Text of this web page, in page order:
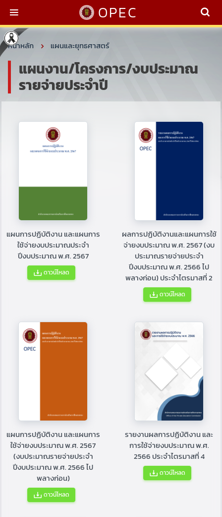
OPEC
หน้าหลัก แผนและยุทธศาสตร์
แผนงาน/โครงการ/งบประมาณ
รายจ่ายประจำปี
แผนการปฏิบัติงาน และแผนการ
ใช้จ่ายงบประมาณประจำ
ปีงบประมาณ พ.ศ. 2567
ดาวน์โหลด
ผลการปฏิบัติงานและแผนการใช้
จ่ายงบประมาณ พ.ศ. 2567 (งบ
ประมาณรายจ่ายประจำ
ปีงบประมาณ พ.ศ. 2566 ไป
พลางก่อน) ประจำไตรมาสที่ 2
ดาวน์โหลด
แผนการปฏิบัติงาน และแผนการ
ใช้จ่ายงบประมาณ พ.ศ. 2567
(งบประมาณรายจ่ายประจำ
ปีงบประมาณ พ.ศ. 2566 ไป
พลางก่อน)
ดาวน์โหลด
รายงานผลการปฏิบัติงาน และ
การใช้จ่ายงบประมาณ พ.ศ.
2566 ประจำไตรมาสที่ 4
ดาวน์โหลด